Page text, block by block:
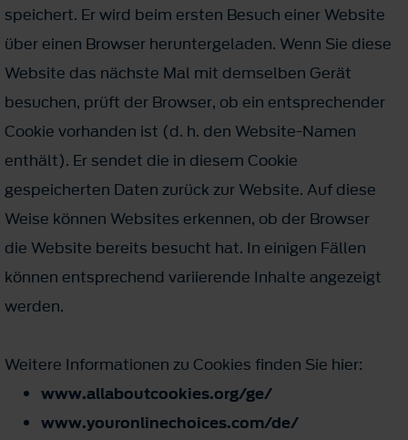
speichert. Er wird beim ersten Besuch einer Website
über einen Browser heruntergeladen. Wenn Sie diese
Website das nächste Mal mit demselben Gerät
besuchen, prüft der Browser, ob ein entsprechender
Cookie vorhanden ist (d. h. den Website-Namen
enthält). Er sendet die in diesem Cookie
gespeicherten Daten zurück zur Website. Auf diese
Weise können Websites erkennen, ob der Browser
die Website bereits besucht hat. In einigen Fällen
können entsprechend variierende Inhalte angezeigt
werden.
Weitere Informationen zu Cookies finden Sie hier:
www.allaboutcookies.org/ge/
www.youronlinechoices.com/de/